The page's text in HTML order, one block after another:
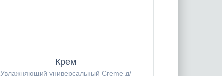
Крем
Увлажняющий универсальный Creme д/